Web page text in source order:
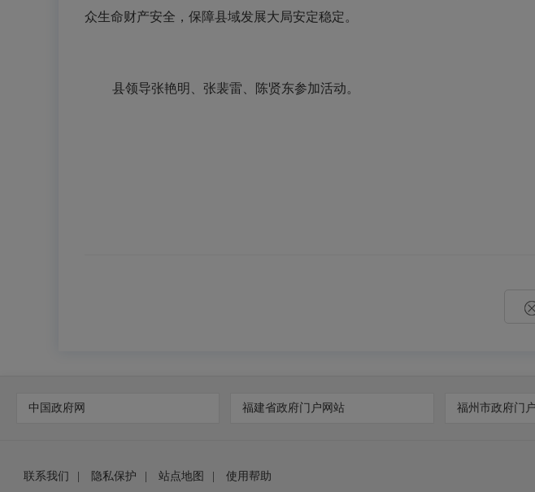
众生命财产安全，保障县域发展大局安定稳定。
县领导张艳明、张裴雷、陈贤东参加活动。
中国政府网 福建省政府门户网站 福州市政府门
联系我们 隐私保护 站点地图 使用帮助